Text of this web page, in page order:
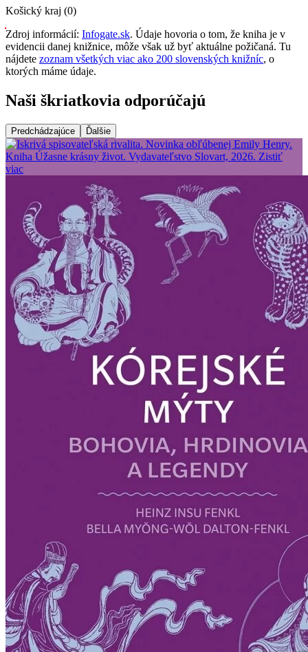
Košický kraj (0)
Zdroj informácií: Infogate.sk. Údaje hovoria o tom, že kniha je v
evidencii danej knižnice, môže však už byť aktuálne požičaná. Tu
nájdete zoznam všetkých viac ako 200 slovenských knižníc, o
ktorých máme údaje.
Naši škriatkovia odporúčajú
Predchádzajúce Ďalšie